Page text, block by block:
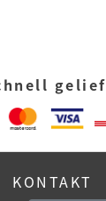
KONTAKT